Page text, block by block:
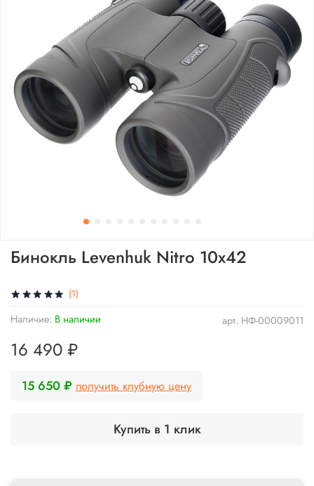
(1)
арт. НФ-00009011
Наличие: В наличии
Бинокль Levenhuk Nitro 10x42
16 490 ₽
15 650 ₽ получить клубную цену
Купить в 1 клик